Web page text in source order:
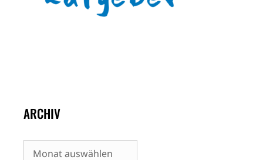
ARCHIV
Archiv